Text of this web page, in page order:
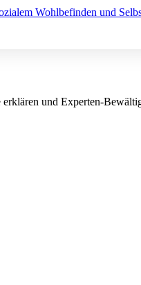
Wohlbefinden und
und Experten-